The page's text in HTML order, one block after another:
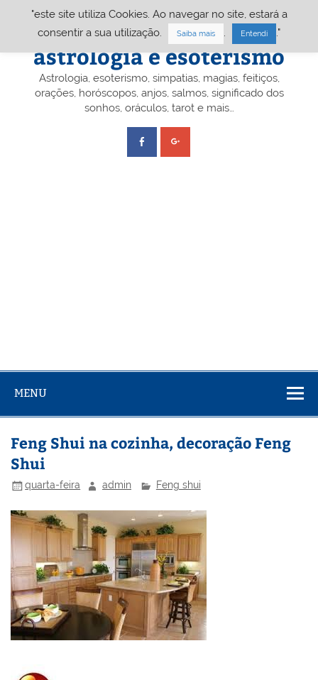
Portal A&E – Portal
astrologia e esoterismo
Astrologia, esoterismo, simpatias, magias, feitiços,
orações, horóscopos, anjos, salmos, significado dos
sonhos, oráculos, tarot e mais…
MENU
Feng Shui na cozinha, decoração Feng
Shui
quarta-feira admin Feng shui
"este site utiliza Cookies. Ao navegar no site, estará a
consentir a sua utilização.
Saiba mais Entendi ."